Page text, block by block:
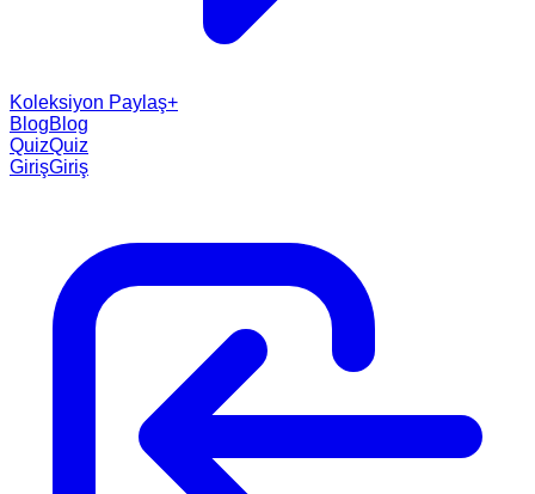
Koleksiyon Paylaş+
BlogBlog
QuizQuiz
GirişGiriş